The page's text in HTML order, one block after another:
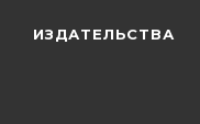
ИЗДАТЕЛЬСТВА